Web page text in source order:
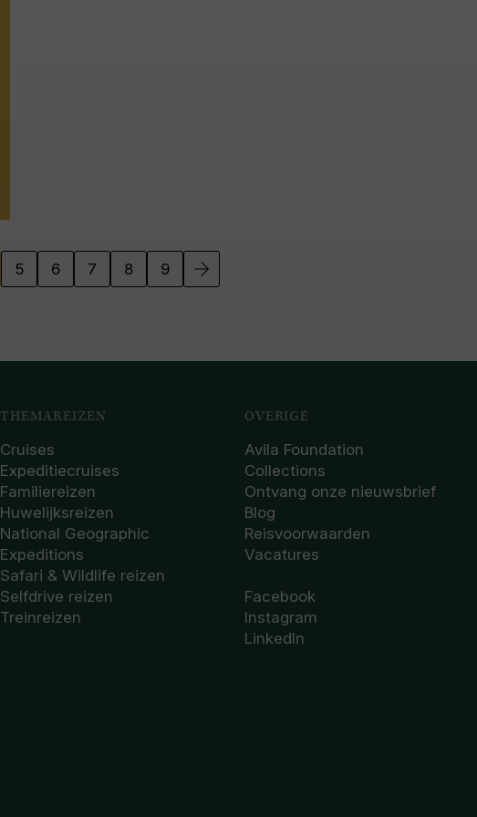
5 6 7 8 9
THEMAREIZEN
Cruises
Expeditiecruises
Familiereizen
Huwelijksreizen
National Geographic
Expeditions
Safari & Wildlife reizen
Selfdrive reizen
Treinreizen
OVERIGE
Avila Foundation
Collections
Ontvang onze nieuwsbrief
Blog
Reisvoorwaarden
Vacatures
Facebook
Instagram
LinkedIn